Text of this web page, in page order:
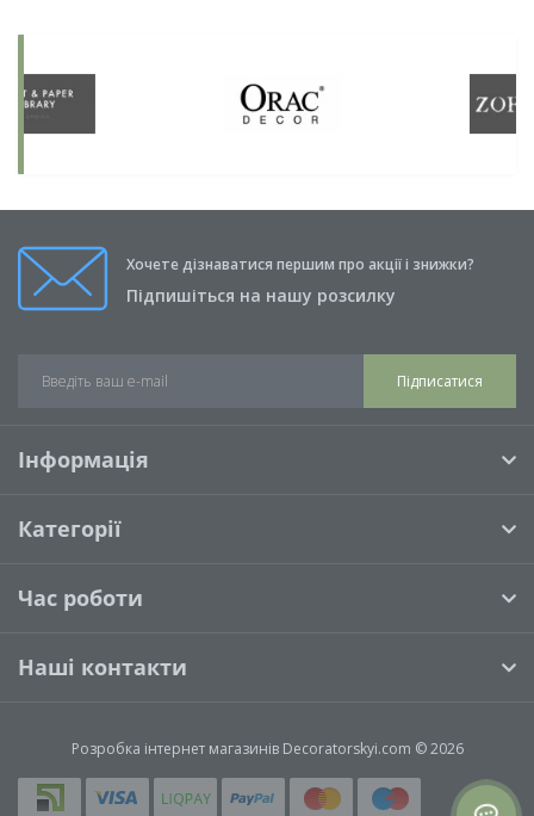
Хочете дізнаватися першим про акції і знижки?
Підпишіться на нашу розсилку
Підписатися
Інформація
Категорії
Час роботи
Наші контакти
Розробка інтернет магазинівDecoratorskyi.com © 2026